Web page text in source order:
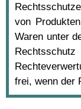
von
Waren unter
frei, wenn der